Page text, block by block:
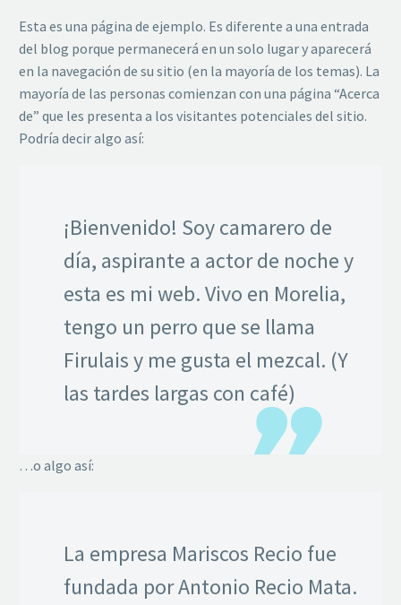
Esta es una página de ejemplo. Es diferente a una entrada
del blog porque permanecerá en un solo lugar y aparecerá
en la navegación de su sitio (en la mayoría de los temas). La
mayoría de las personas comienzan con una página “Acerca
de” que les presenta a los visitantes potenciales del sitio.
Podría decir algo así:
¡Bienvenido! Soy camarero de
día, aspirante a actor de noche y
esta es mi web. Vivo en Morelia,
tengo un perro que se llama
Firulais y me gusta el mezcal. (Y
las tardes largas con café)
…o algo así:
La empresa Mariscos Recio fue
fundada por Antonio Recio Mata.